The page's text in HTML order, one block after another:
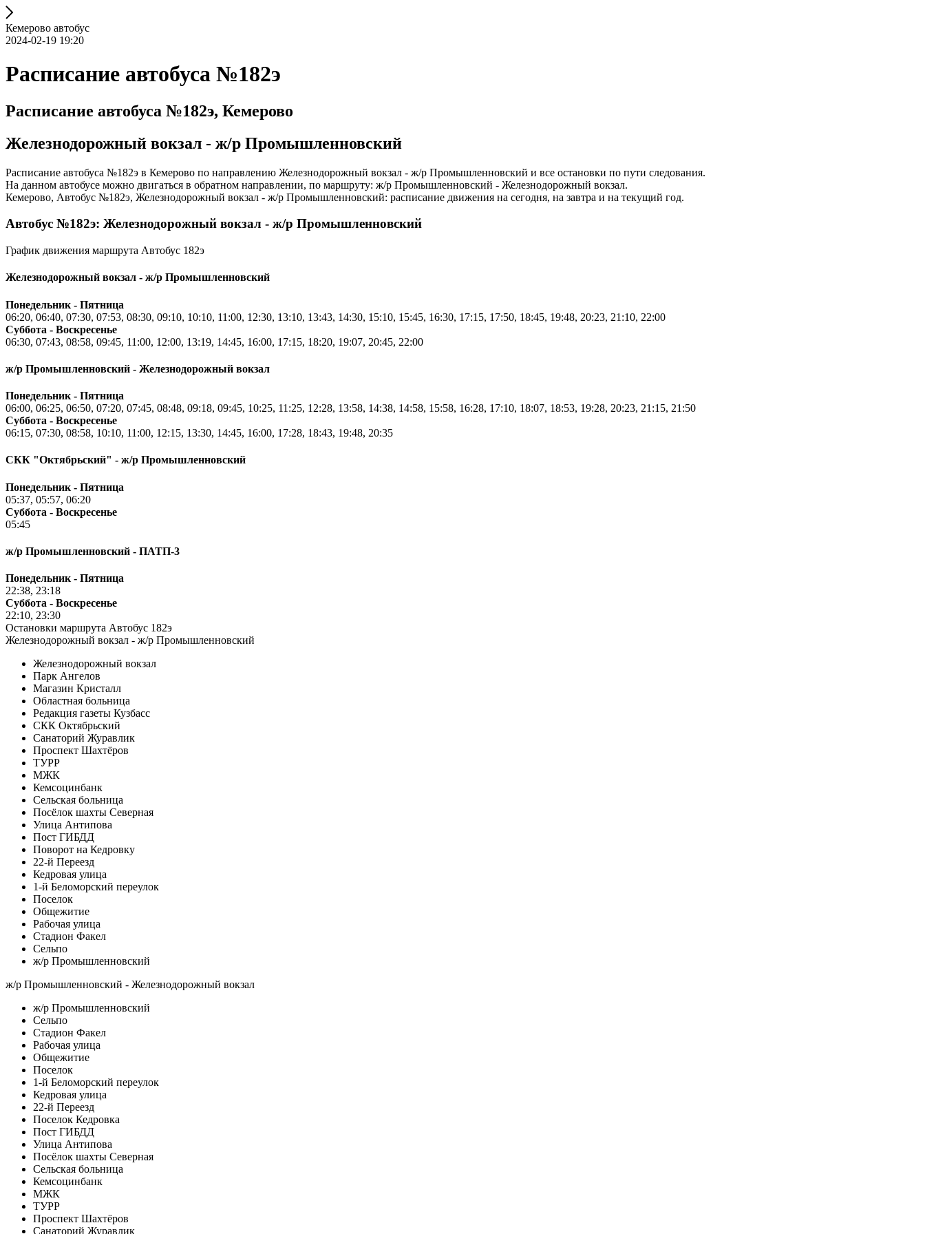
Кемерово автобус
2024-02-19 19:20
Расписание автобуса №182э
Расписание автобуса №182э, Кемерово
Железнодорожный вокзал - ж/р Промышленновский
Расписание автобуса №182э в Кемерово по направлению Железнодорожный вокзал - ж/р Промышленновский и все остановки по пути следования.
На данном автобусе можно двигаться в обратном направлении, по маршруту: ж/р Промышленновский - Железнодорожный вокзал.
Кемерово, Автобус №182э, Железнодорожный вокзал - ж/р Промышленновский: расписание движения на сегодня, на завтра и на текущий год.
Автобус №182э: Железнодорожный вокзал - ж/р Промышленновский
График движения маршрута Автобус 182э
Железнодорожный вокзал - ж/р Промышленновский
Понедельник - Пятница
06:20, 06:40, 07:30, 07:53, 08:30, 09:10, 10:10, 11:00, 12:30, 13:10, 13:43, 14:30, 15:10, 15:45, 16:30, 17:15, 17:50, 18:45, 19:48, 20:23, 21:10, 22:00
Суббота - Воскресенье
06:30, 07:43, 08:58, 09:45, 11:00, 12:00, 13:19, 14:45, 16:00, 17:15, 18:20, 19:07, 20:45, 22:00
ж/р Промышленновский - Железнодорожный вокзал
Понедельник - Пятница
06:00, 06:25, 06:50, 07:20, 07:45, 08:48, 09:18, 09:45, 10:25, 11:25, 12:28, 13:58, 14:38, 14:58, 15:58, 16:28, 17:10, 18:07, 18:53, 19:28, 20:23, 21:15, 21:50
Суббота - Воскресенье
06:15, 07:30, 08:58, 10:10, 11:00, 12:15, 13:30, 14:45, 16:00, 17:28, 18:43, 19:48, 20:35
СКК "Октябрьский" - ж/р Промышленновский
Понедельник - Пятница
05:37, 05:57, 06:20
Суббота - Воскресенье
05:45
ж/р Промышленновский - ПАТП-3
Понедельник - Пятница
22:38, 23:18
Суббота - Воскресенье
22:10, 23:30
Остановки маршрута Автобус 182э
Железнодорожный вокзал - ж/р Промышленновский
Железнодорожный вокзал
Парк Ангелов
Магазин Кристалл
Областная больница
Редакция газеты Кузбасс
СКК Октябрьский
Санаторий Журавлик
Проспект Шахтёров
ТУРР
МЖК
Кемсоцинбанк
Сельская больница
Посёлок шахты Северная
Улица Антипова
Пост ГИБДД
Поворот на Кедровку
22-й Переезд
Кедровая улица
1-й Беломорский переулок
Поселок
Общежитие
Рабочая улица
Стадион Факел
Сельпо
ж/р Промышленновский
ж/р Промышленновский - Железнодорожный вокзал
ж/р Промышленновский
Сельпо
Стадион Факел
Рабочая улица
Общежитие
Поселок
1-й Беломорский переулок
Кедровая улица
22-й Переезд
Поселок Кедровка
Пост ГИБДД
Улица Антипова
Посёлок шахты Северная
Сельская больница
Кемсоцинбанк
МЖК
ТУРР
Проспект Шахтёров
Санаторий Журавлик